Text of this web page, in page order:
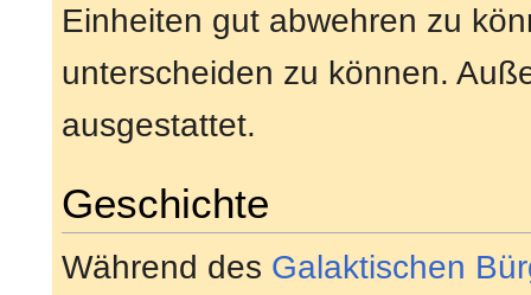
Einheiten gut abwehren zu
unterscheiden zu können.
ausgestattet.
Geschichte
Während des Galaktischen